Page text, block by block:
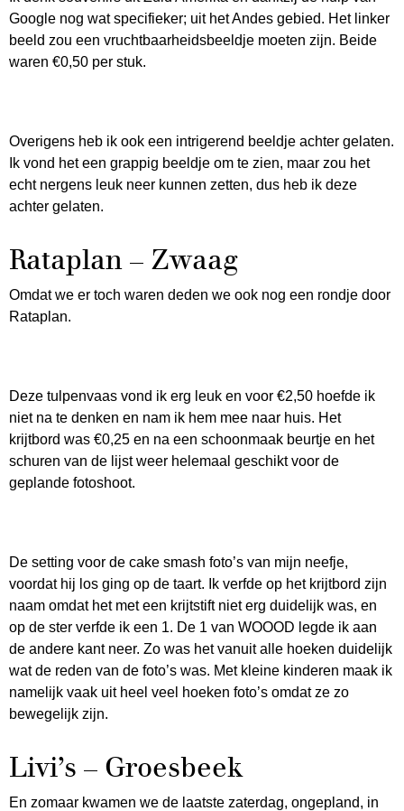
Google nog wat specifieker; uit het Andes gebied. Het linker
beeld zou een vruchtbaarheidsbeeldje moeten zijn. Beide
waren €0,50 per stuk.
Overigens heb ik ook een intrigerend beeldje achter gelaten.
Ik vond het een grappig beeldje om te zien, maar zou het
echt nergens leuk neer kunnen zetten, dus heb ik deze
achter gelaten.
Rataplan – Zwaag
Omdat we er toch waren deden we ook nog een rondje door
Rataplan.
Deze tulpenvaas vond ik erg leuk en voor €2,50 hoefde ik
niet na te denken en nam ik hem mee naar huis. Het
krijtbord was €0,25 en na een schoonmaak beurtje en het
schuren van de lijst weer helemaal geschikt voor de
geplande fotoshoot.
De setting voor de cake smash foto’s van mijn neefje,
voordat hij los ging op de taart. Ik verfde op het krijtbord zijn
naam omdat het met een krijtstift niet erg duidelijk was, en
op de ster verfde ik een 1. De 1 van WOOOD legde ik aan
de andere kant neer. Zo was het vanuit alle hoeken duidelijk
wat de reden van de foto’s was. Met kleine kinderen maak ik
namelijk vaak uit heel veel hoeken foto’s omdat ze zo
bewegelijk zijn.
Livi’s – Groesbeek
En zomaar kwamen we de laatste zaterdag, ongepland, in